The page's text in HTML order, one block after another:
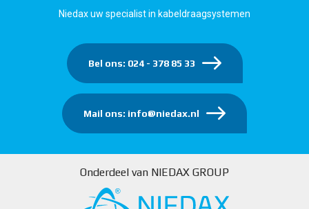
Niedax uw specialist in kabeldraagsystemen
Bel ons: 024 - 378 85 33
Mail ons: info@niedax.nl
Onderdeel van NIEDAX GROUP